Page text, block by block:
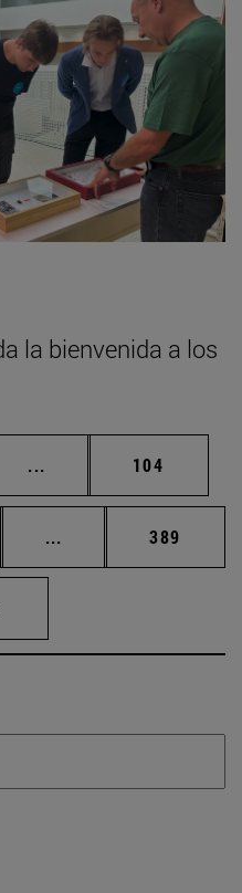
la bienvenida a los
... Páginas intermedias
Página
104
... Páginas intermedias
Página
389